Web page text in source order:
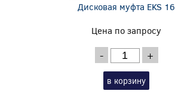
Дисковая муфта EKS 16
Цена по запросу
- +
в корзину